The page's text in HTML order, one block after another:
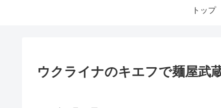
トップ
ウクライナのキエフで麺屋武